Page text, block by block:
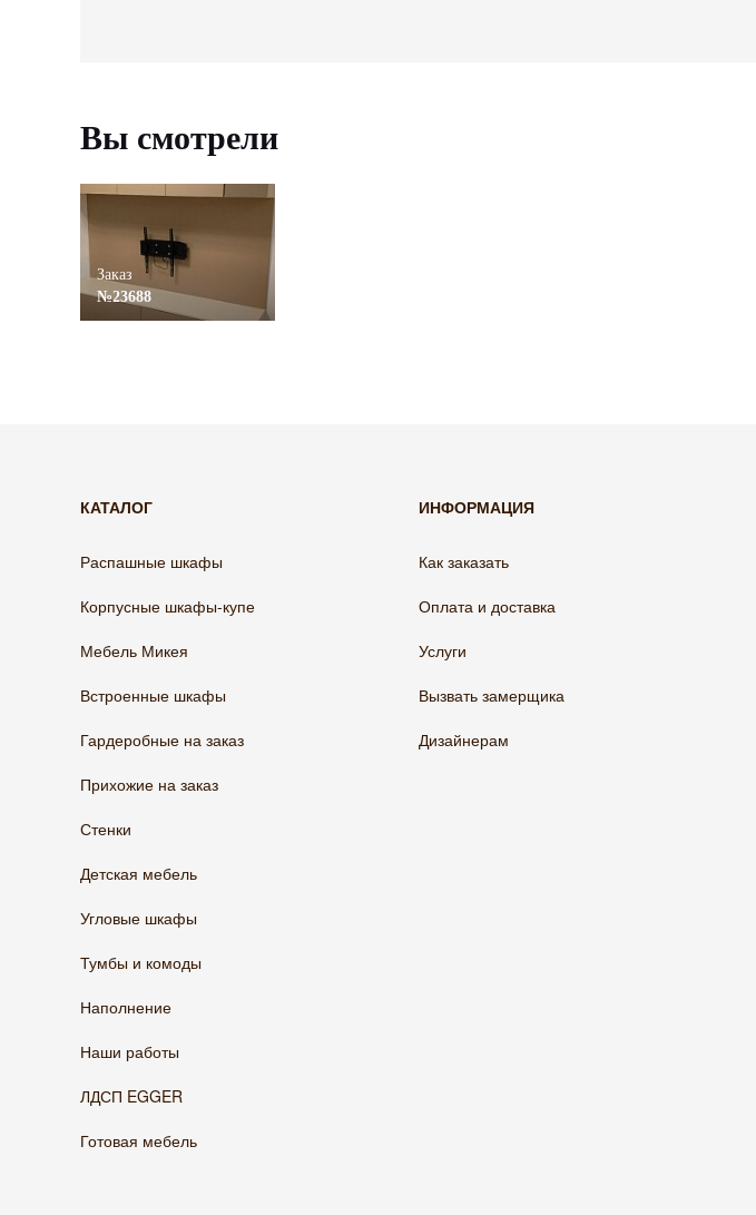
Вы смотрели
Заказ
№23688
КАТАЛОГ
Распашные шкафы
Корпусные шкафы-купе
Мебель Микея
Встроенные шкафы
Гардеробные на заказ
Прихожие на заказ
Стенки
Детская мебель
Угловые шкафы
Тумбы и комоды
Наполнение
Наши работы
ЛДСП EGGER
Готовая мебель
ИНФОРМАЦИЯ
Как заказать
Оплата и доставка
Услуги
Вызвать замерщика
Дизайнерам